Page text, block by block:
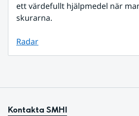
ett värdefullt hjälpmedel när
skurarna.
Radar
Kontakta SMHI